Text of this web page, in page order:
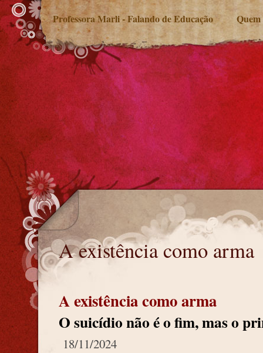
Professora Marli - Falando de Educação Quem
A existência como arma
A existência como arma
A existência como arma
O suicídio não é o fim, mas o
18/11/2024